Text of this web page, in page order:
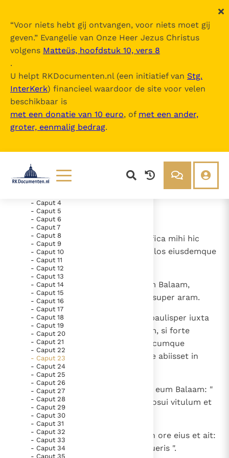
“Voor niets hebt gij ontvangen, voor niets moet gij
geven.” Evangelie van Onze Heer Jezus Christus
volgens Matteüs, hoofdstuk 10, vers 8
.
U helpt RKDocumenten.nl (een initiatief van Stg.
InterKerk) financieel waardoor de site voor velen
beschikbaar is
met een donatie van 10 euro, of met een ander,
groter, eenmalig bedrag.
Documenten
Thema’s
Berichten
Denzinger
Over ons
Nieuwste Documenten
5. Het gebed van de Kerk
In Christus wordt onze honger vervuld
Leer de kostbare parel van Gods koninkrijk te
herkennen
Gods Koninkrijk groeit stilletjes door liefde, niet door
dwang
De mystiek. De mystieke verschijnselen en de
heiligheid
Berichten
Het Vaticaan publiceert een nieuwe Latijnse uitgave
van het Romeins martyrologium
Vaticaanse financiële waakhond verliest autonomie
Paus spreekt het Wereldvoedselprogramma toe
Nova Vulgata
Inhoudsopgave
uitklappen
- Vetus Testamentum
- Liber Exodus
- Liber Numeri
- Caput 1
- Caput 4
- Caput 5
- Caput 6
- Caput 7
- Caput 8
- Caput 9
- Caput 10
- Caput 11
- Caput 12
- Caput 13
- Caput 14
- Caput 15
- Caput 16
- Caput 17
- Caput 18
- Caput 19
- Caput 20
- Caput 21
- Caput 22
- Caput 23
- Caput 24
- Caput 25
- Caput 26
- Caput 27
- Caput 28
- Caput 29
- Caput 30
- Caput 31
- Caput 32
- Caput 33
- Caput 34
- Caput 35
- Caput 23
Dixitque Balaam ad Balac: " Aedifica mihi hic
septem aras et para totidem vitulos eiusdemque
numeri arietes ".
Cumque fecisset iuxta sermonem Balaam,
imposuerunt vitulum et arietem super aram.
Dixitque Balaam ad Balac: " Sta paulisper iuxta
holocaustum tuum, donec vadam, si forte
occurrat mihi Dominus; et, quodcumque
imperaverit, loquar tibi ". Cumque abiisset in
collem nudum,
occurrit illi Deus. Locutusque ad eum Balaam: "
Septem, inquit, aras erexi et imposui vitulum et
arietem desuper ".
Dominus autem posuit verbum in ore eius et ait:
" Revertere ad Balac et haec loqueris ".